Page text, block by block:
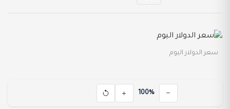
سعر الدولار اليوم
100%